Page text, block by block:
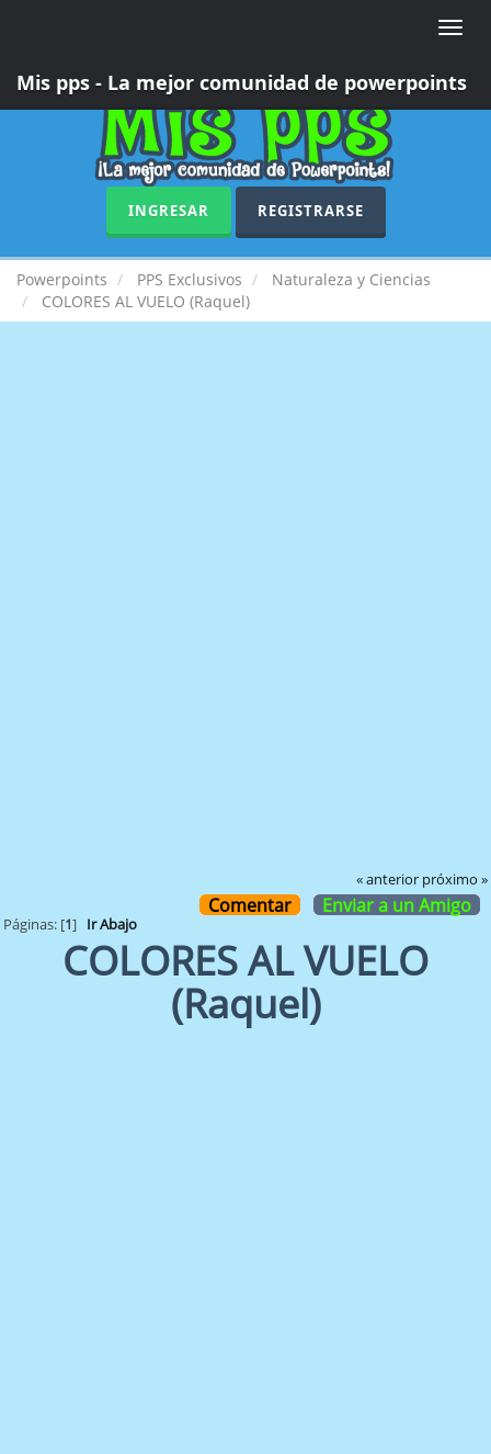
Toggle
Mis pps - La mejor comunidad de powerpoints
INGRESAR REGISTRARSE
Powerpoints PPS Exclusivos
Naturaleza y Ciencias
COLORES AL VUELO (Raquel)
« anterior próximo »
Comentar Enviar a un Amigo
Páginas: [1] Ir Abajo
COLORES AL VUELO
(Raquel)